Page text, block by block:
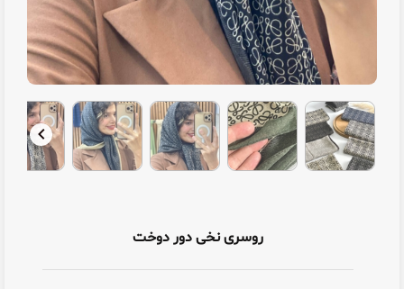
روسری نخی دور دوخت